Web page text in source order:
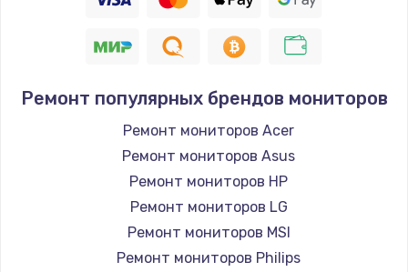
Ремонт популярных брендов мониторов
Ремонт мониторов Acer
Ремонт мониторов Asus
Ремонт мониторов HP
Ремонт мониторов LG
Ремонт мониторов MSI
Ремонт мониторов Philips